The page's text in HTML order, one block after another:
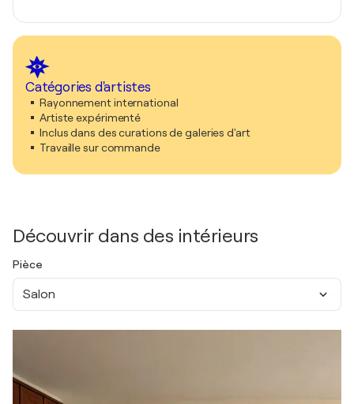
Catégories d'artistes
Rayonnement international
Artiste expérimenté
Inclus dans des curations de galeries d'art
Travaille sur commande
Découvrir dans des intérieurs
Pièce
Salon